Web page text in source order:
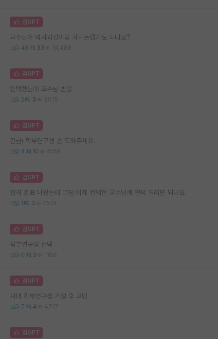
김GPT
교수님이 박사과정이랑 사귀는랩가도 되나요?
48 33 30488
김GPT
컨택했는데 교수님 반응
2 3 3915
김GPT
긴급) 학부연구생 좀 도와주세요.
4 10 4159
김GPT
합격 발표 나왔는데 그럼 이제 컨택한 교수님께 연락 드리면 되나요
1 3 2501
김GPT
학부연구생 컨택
0 3 1158
김GPT
자대 학부연구생 거절 후 고민
7 4 4717
김GPT